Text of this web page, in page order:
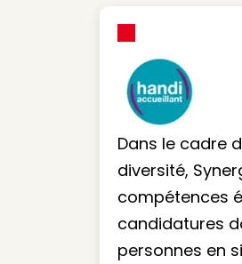
Dans le cadre
diversité,
compétences
candidatures
personnes en